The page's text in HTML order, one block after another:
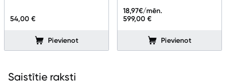
54,00 €
Pievienot
599,00 €
18,97€/mēn.
Pievienot
Saistītie raksti